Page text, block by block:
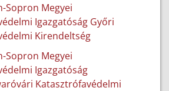
Sopron Megyei
Igazgatóság Győri
Kirendeltség
Sopron Megyei
Igazgatóság
Katasztrófavédelmi